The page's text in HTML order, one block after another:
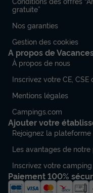
gratuite”
Nos garanties
Gestion des cookies
A propos de
À propos de nous
Inscrivez votre CE,
Mentions légales
Campings.com
Ajouter votre
Rejoignez la
Les avantages de
Inscrivez votre camping
Paiement 100%